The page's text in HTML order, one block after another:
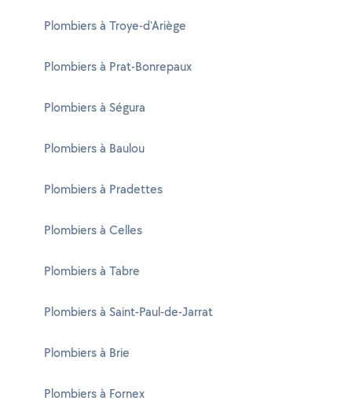
Plombiers à Troye-d'Ariège
Plombiers à Prat-Bonrepaux
Plombiers à Ségura
Plombiers à Baulou
Plombiers à Pradettes
Plombiers à Celles
Plombiers à Tabre
Plombiers à Saint-Paul-de-Jarrat
Plombiers à Brie
Plombiers à Fornex